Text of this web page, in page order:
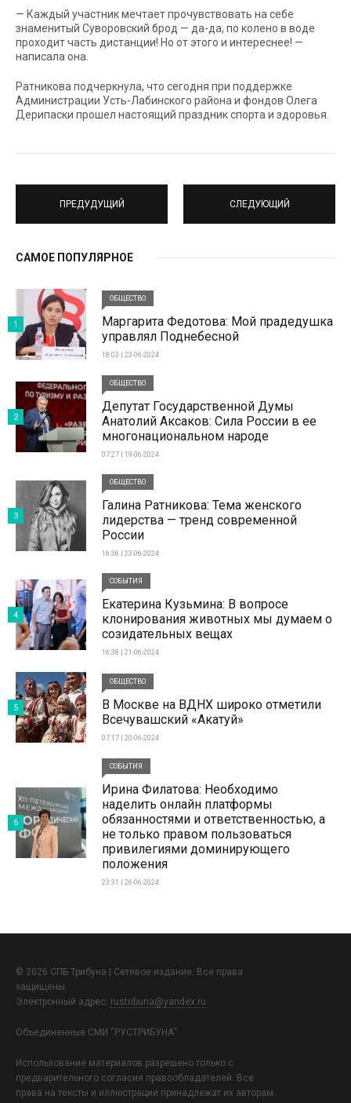
— Каждый участник мечтает прочувствовать на себе
знаменитый Суворовский брод — да-да, по колено в воде
проходит часть дистанции! Но от этого и интереснее! —
написала она.
Ратникова подчеркнула, что сегодня при поддержке
Администрации Усть-Лабинского района и фондов Олега
Дерипаски прошел настоящий праздник спорта и здоровья.
ПРЕДУДУЩИЙ СЛЕДУЮЩИЙ
САМОЕ ПОПУЛЯРНОЕ
ОБЩЕСТВО
Маргарита Федотова: Мой прадедушка
управлял Поднебесной
18:03 | 23-06-2024
1
ОБЩЕСТВО
Депутат Государственной Думы
Анатолий Аксаков: Сила России в ее
многонациональном народе
07:27 | 19-06-2024
2
ОБЩЕСТВО
Галина Ратникова: Тема женского
лидерства — тренд современной
России
16:36 | 23-06-2024
3
СОБЫТИЯ
Екатерина Кузьмина: В вопросе
клонирования животных мы думаем о
созидательных вещах
16:38 | 21-06-2024
4
ОБЩЕСТВО
В Москве на ВДНХ широко отметили
Всечувашский «Акатуй»
07:17 | 20-06-2024
5
СОБЫТИЯ
Ирина Филатова: Необходимо
наделить онлайн платформы
обязанностями и ответственностью, а
не только правом пользоваться
привилегиями доминирующего
положения
23:31 | 26-06-2024
6
© 2026 СПБ Трибуна | Сетевое издание. Все права
защищены.
Электронный адрес: rustribuna@yandex.ru
Объединенные СМИ “РУСТРИБУНА”
Использование материалов разрешено только с
предварительного согласия правообладателей. Все
права на тексты и иллюстрации принадлежат их авторам.